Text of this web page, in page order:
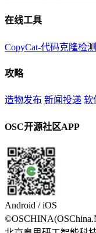
在线工具
CopyCat-代码克隆检测
攻略
造物发布 新闻投递 软
OSC开源社区APP
Android / iOS